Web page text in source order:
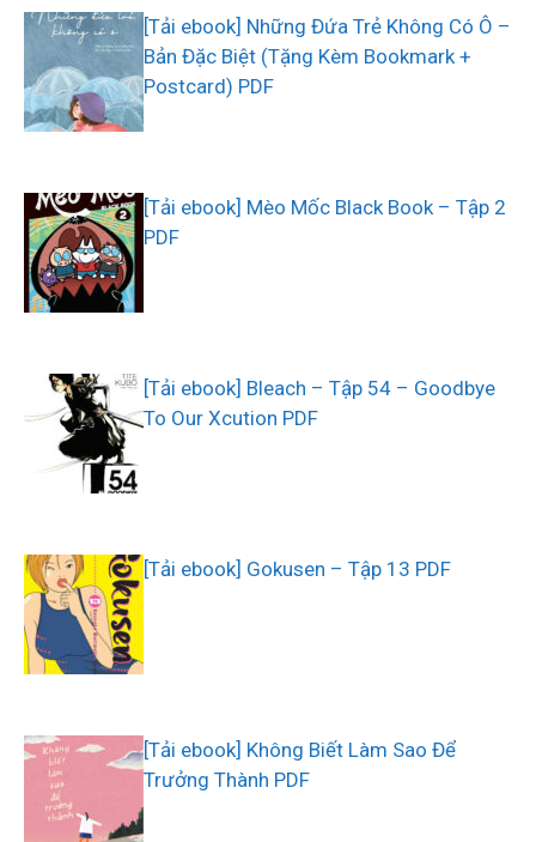
[Tải ebook] Những Đứa Trẻ Không Có Ô –
Bản Đặc Biệt (Tặng Kèm Bookmark +
Postcard) PDF
[Tải ebook] Mèo Mốc Black Book – Tập 2
PDF
[Tải ebook] Bleach – Tập 54 – Goodbye
To Our Xcution PDF
[Tải ebook] Gokusen – Tập 13 PDF
[Tải ebook] Không Biết Làm Sao Để
Trưởng Thành PDF